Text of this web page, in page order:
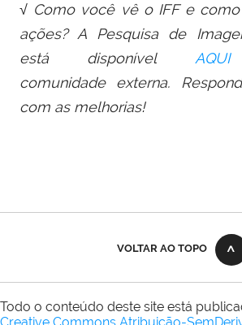
√ Como você vê o IFF e
ações? A Pesquisa de
está disponível AQUI
comunidade externa.
com as melhorias!
VOLTAR AO TOPO
Todo o conteúdo deste site está